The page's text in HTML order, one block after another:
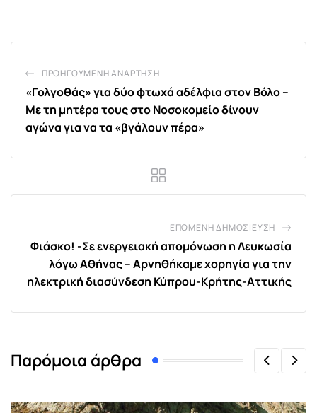
ΠΡΟΗΓΟΎΜΕΝΗ ΑΝΆΡΤΗΣΗ
«Γολγοθάς» για δύο φτωχά αδέλφια στον Βόλο –
Με τη μητέρα τους στο Νοσοκομείο δίνουν
αγώνα για να τα «βγάλουν πέρα»
ΕΠΌΜΕΝΗ ΔΗΜΟΣΊΕΥΣΗ
Φιάσκο! -Σε ενεργειακή απομόνωση η Λευκωσία
λόγω Αθήνας – Αρνηθήκαμε χορηγία για την
ηλεκτρική διασύνδεση Κύπρου-Κρήτης-Αττικής
Παρόμοια άρθρα